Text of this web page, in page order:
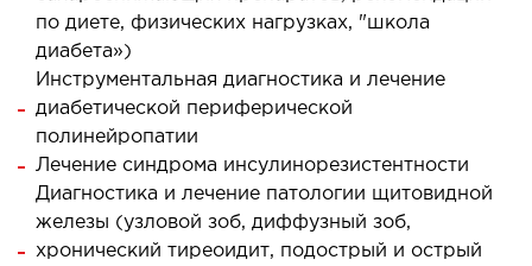
И ДЕРМАТОЛОГИЯ
косметология
косметология
косметология
эпиляция
косметология
по диете, физических нагрузках, "школа
диабета»)
Инструментальная диагностика и лечение
диабетической периферической
полинейропатии
Лечение синдрома инсулинорезистентности
Диагностика и лечение патологии щитовидной
железы (узловой зоб, диффузный зоб,
хронический тиреоидит, подострый и острый